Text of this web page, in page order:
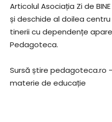
Articolul Asociația Zi de
și deschide al doilea
tinerii cu dependențe
Pedagoteca.
Sursă știre pedagoteca.ro
materie de educație